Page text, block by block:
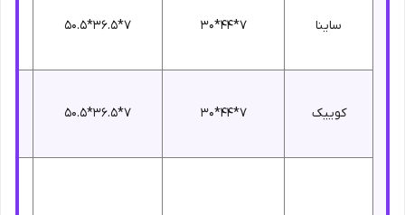
ساینا 7*44*30
7*36.5*50.5
کوییک 7*44*30
7*36.5*50.5